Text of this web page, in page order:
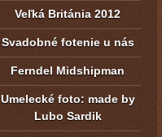
Veľká Británia 2012
Svadobné fotenie u nás
Ferndel Midshipman
Umelecké foto: made by
Lubo Sardik